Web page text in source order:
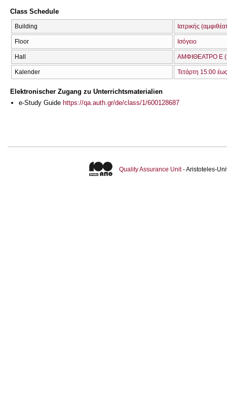
Class Schedule
Building Ιατρικής
Floor Ισόγειο
Hall ΑΜΦΙΘΕΑΤΡΟ Ε
Kalender Τετάρτη 15:00
Elektronischer Zugang zu Unterrichtsmaterialien
e-Study Guide https://qa.auth.gr/de/class/1/600128687
Quality Assurance Unit- Aristoteles-